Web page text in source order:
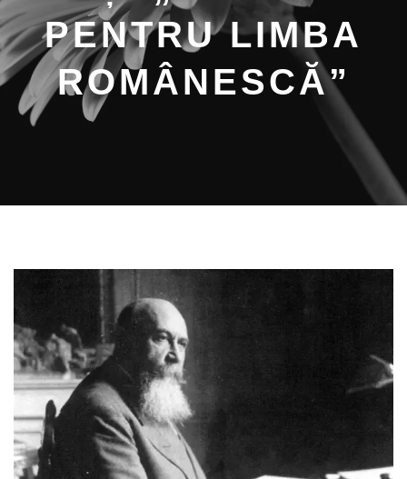
PENTRU LIMBA
ROMÂNESCĂ”